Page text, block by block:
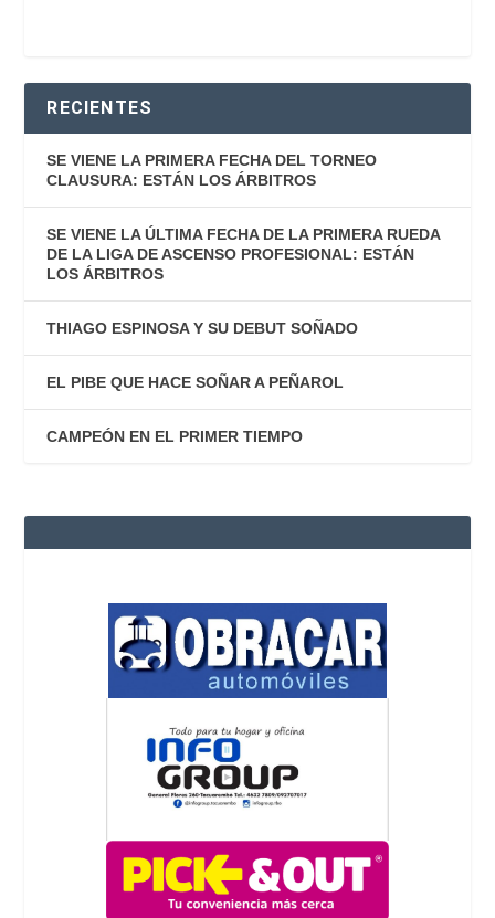
RECIENTES
SE VIENE LA PRIMERA FECHA DEL TORNEO
CLAUSURA: ESTÁN LOS ÁRBITROS
SE VIENE LA ÚLTIMA FECHA DE LA PRIMERA RUEDA
DE LA LIGA DE ASCENSO PROFESIONAL: ESTÁN
LOS ÁRBITROS
THIAGO ESPINOSA Y SU DEBUT SOÑADO
EL PIBE QUE HACE SOÑAR A PEÑAROL
CAMPEÓN EN EL PRIMER TIEMPO